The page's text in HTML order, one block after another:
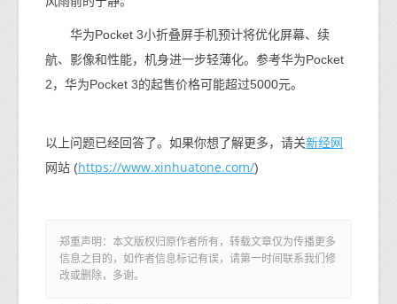
华为Pocket 3小折叠屏手机预计将优化屏幕、续
航、影像和性能，机身进一步轻薄化。参考华为Pocket
2，华为Pocket 3的起售价格可能超过5000元。
以上问题已经回答了。如果你想了解更多，请关新经网
网站 (https://www.xinhuatone.com/)
郑重声明：本文版权归原作者所有，转载文章仅为传播更多
信息之目的，如作者信息标记有误，请第一时间联系我们修
改或删除，多谢。